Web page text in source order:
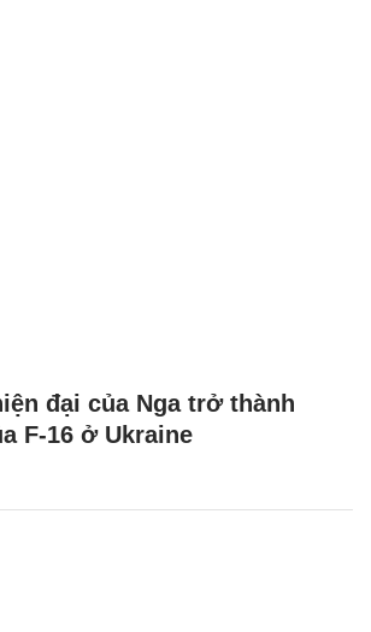
đại của Nga trở thành
F-16 ở Ukraine